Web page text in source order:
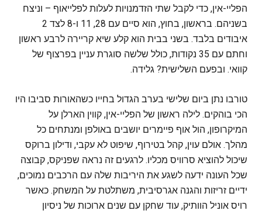
הפליי-אין, כדי לקבל שתי הזדמנויות לעלות לפלייאוף – וניצח
בשניהם. בראשון, בחוץ, הוא סיים עם 28, 11 ו-8 לצד 2
איבודים בלבד. בשני בבית הוא קלע שיא קריירה לרבע ראשון
וחתם עם 35 נקודות, כולל שלשה סוגרת עניין בפרצוף של
קוואי. ובפעם השלישית? גלידה.
טורבו נתן ביום שלישי בערב הגדול בחייו כשהאורות סביבו היו
הכי בוהקים. לילה ראשון של הפליי-אין, קווין הארלן על
המיקרופון, הול אוף פיימרים יושבים באולפן ומנתחים כל
מהלך. אולם עוין, קהל בטירוף, שיפוט לא עקבי, ודילון ברוקס
שיכול להוציא סרוויס מכליו. לרגעים זה נראה שפניקס, קבוצה
שכל העונה ידעה לשגע את היריבות שלה עם הרכבים נמוכים,
ידיים זריזות והגנה אגרסיבית, משתלטת על המשחק. כאשר
רויס אוניל הוותיק, עוד שחקן עם שנים ארוכות של ניסיון